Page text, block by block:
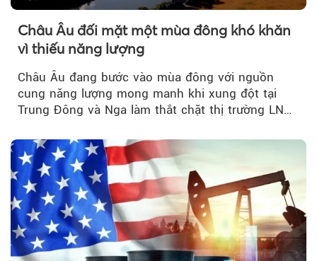
Châu Âu đối mặt một mùa đông khó khăn
vì thiếu năng lượng
Châu Âu đang bước vào mùa đông với nguồn
cung năng lượng mong manh khi xung đột tại
Trung Đông và Nga làm thắt chặt thị trường LNG
lo ngại.